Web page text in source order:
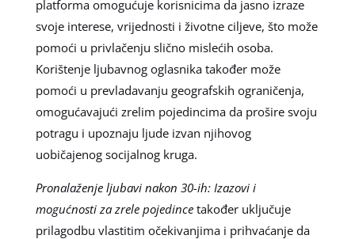
platforma omogućuje korisnicima da jasno izraze
svoje interese, vrijednosti i životne ciljeve, što može
pomoći u privlačenju slično mislećih osoba.
Korištenje ljubavnog oglasnika također može
pomoći u prevladavanju geografskih ograničenja,
omogućavajući zrelim pojedincima da prošire svoju
potragu i upoznaju ljude izvan njihovog
uobičajenog socijalnog kruga.
Pronalaženje ljubavi nakon 30-ih: Izazovi i
mogućnosti za zrele pojedincetakođer uključuje
prilagodbu vlastitim očekivanjima i prihvaćanje da